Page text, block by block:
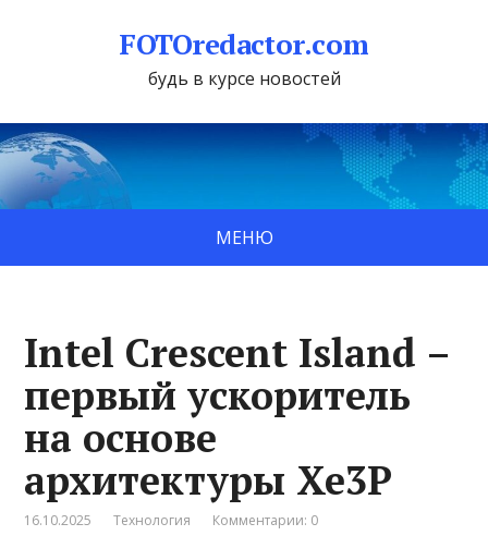
FOTOredactor.com
будь в курсе новостей
МЕНЮ
Intel Crescent Island –
первый ускоритель
на основе
архитектуры Xe3P
16.10.2025 Технология Комментарии: 0